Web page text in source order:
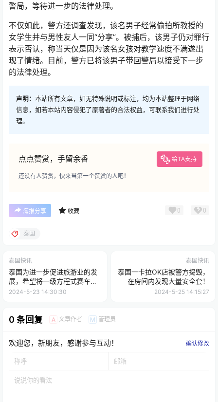
警局，等待进一步的法律处理。
不仅如此，警方还调查发现，该名男子经常偷拍所教授的
女学生并与男性友人一同“分享”。被捕后，该男子仍对罪行
表示否认，称当天仅是因为该名女孩对教学速度不满遂出
现了情绪。目前，警方已将该男子带回警局以接受下一步
的法律处理。
声明： 本站所有文章，如无特殊说明或标注，均为本站整理于网络
信息，如若本站内容侵犯了原著者的合法权益，可联系我们进行处
理。
点点赞赏，手留余香 给TA支持
还没有人赞赏，快来当第一个赞赏的人吧！
海报分享 收藏 0 0
泰国
泰国快讯
泰国为进一步促进旅游业的发
展，希望将一级方程式赛车活
动带到泰国！
2024-5-23 14:30:30
泰国快讯
泰国一卡拉OK店被警方捣毁，
在房间内发现大量安全套！
2024-5-25 14:15:27
0 条回复 A 文章作者 M 管理员
欢迎您，新朋友，感谢参与互动！ 确认修改